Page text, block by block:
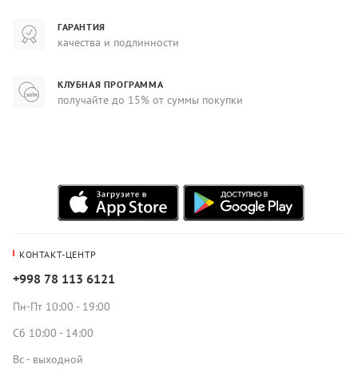
ГАРАНТИЯ
качества и подлинности
КЛУБНАЯ ПРОГРАММА
получайте до 15% от суммы покупки
КОНТАКТ-ЦЕНТР
+998 78 113 6121
Пн-Пт 10:00 - 19:00
Сб 10:00 - 14:00
Вс - выходной